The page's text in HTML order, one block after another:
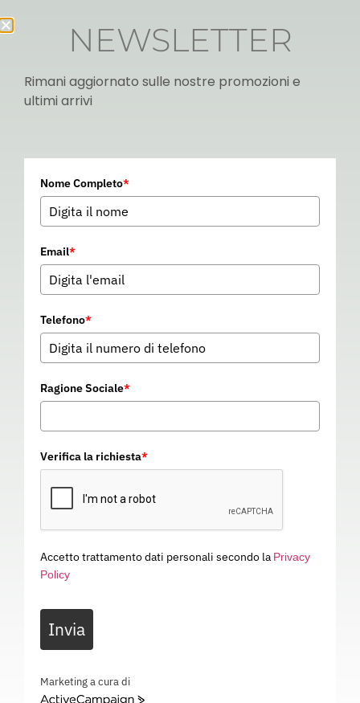
SEMIMASCHERA 8400NEXT
FFABEK1P3 R D
SEMIMASCHERA 8400NEXT FFABEK1P3 R D – EN 405 FFABEK1P3 R D – 10E004
NEWSLETTER
Rimani aggiornato sulle nostre promozioni e
ultimi arrivi
Nome Completo*
Email*
Telefono*
Ragione Sociale*
Verifica la richiesta*
Accetto trattamento dati personali secondo la Privacy
Policy
Invia
Marketing a cura di